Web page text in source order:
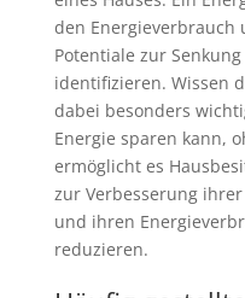
den
Potentiale zur
identifizieren. Wissen
dabei besonders
Energie sparen kann,
ermöglicht es
zur Verbesserung
und ihren
reduzieren.